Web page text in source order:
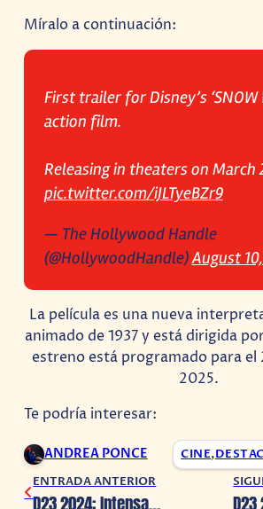
Míralo a continuación:
First trailer for Disney’s ‘SNOW
action film.
Releasing in theaters on March
pic.twitter.com/iJLTyeBZr9
— The Hollywood Handle
(@HollywoodHandle)August
La película es una nueva
animado de 1937 y está dirigida
estreno está programado para el
2025.
Te podría interesar:
ANDREA PONCE CINE,
ENTRADA ANTERIOR
D23 2024: Intensamente anuncia su spin-off en Disney+